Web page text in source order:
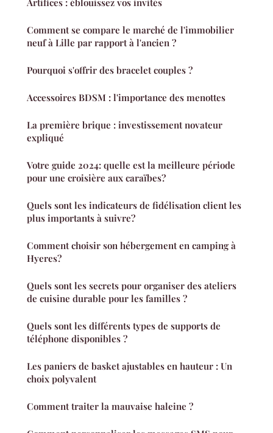
Artifices : éblouissez vos invités
Comment se compare le marché de l'immobilier
neuf à Lille par rapport à l'ancien ?
Pourquoi s'offrir des bracelet couples ?
Accessoires BDSM : l'importance des menottes
La première brique : investissement novateur
expliqué
Votre guide 2024: quelle est la meilleure période
pour une croisière aux caraïbes?
Quels sont les indicateurs de fidélisation client les
plus importants à suivre?
Comment choisir son hébergement en camping à
Hyeres?
Quels sont les secrets pour organiser des ateliers
de cuisine durable pour les familles ?
Quels sont les différents types de supports de
téléphone disponibles ?
Les paniers de basket ajustables en hauteur : Un
choix polyvalent
Comment traiter la mauvaise haleine ?